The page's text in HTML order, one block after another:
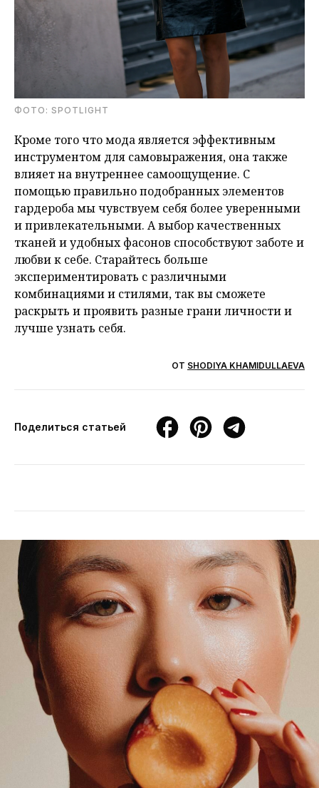
ФОТО: SPOTLIGHT
Кроме того что мода является эффективным
инструментом для самовыражения, она также
влияет на внутреннее самоощущение. С
помощью правильно подобранных элементов
гардероба мы чувствуем себя более уверенными
и привлекательными. А выбор качественных
тканей и удобных фасонов способствуют заботе и
любви к себе. Старайтесь больше
экспериментировать с различными
комбинациями и стилями, так вы сможете
раскрыть и проявить разные грани личности и
лучше узнать себя.
ОТ SHODIYA KHAMIDULLAEVA
Поделиться статьей